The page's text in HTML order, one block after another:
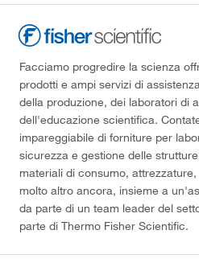
Facciamo progredire la scienza
prodotti e ampi servizi di
della produzione, dei laboratori di
dell'educazione scientifica.
impareggiabile di forniture per
sicurezza e gestione delle
materiali di consumo,
molto altro ancora, insieme a
da parte di un team leader del
parte di Thermo Fisher Scientific.